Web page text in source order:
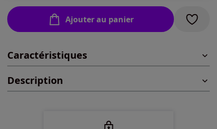
En stock
46 -En stock
48 -En stock
Ajouter au panier
Caractéristiques
Description